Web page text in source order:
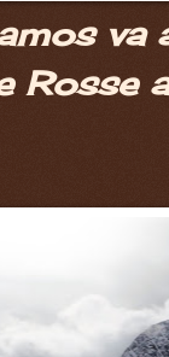
va
Rosse